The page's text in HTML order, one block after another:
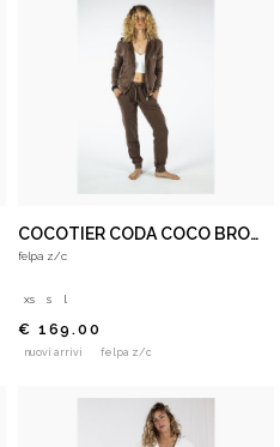
COCOTIER CODA COCO BROWN
felpa z/c
xs s l
€ 169.00
nuovi arrivi felpa z/c